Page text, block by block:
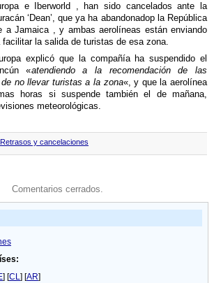
e Iberworld , han sido cancelados ante la
‘Dean’, que ya ha abandonadop la República
a Jamaica , y ambas aerolí­neas están enviando
la salida de turistas de esa zona.
explicó que la compañí­a ha suspendido el
«atendiendo a la recomendación de las
no llevar turistas a la zona«, y que la aerolí­nea
horas si suspende también el de mañana,
meteorológicas.
Retrasos y cancelaciones
Comentarios cerrados.
] [CL] [AR]